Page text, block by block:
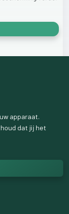
apparaat.
dat jij het